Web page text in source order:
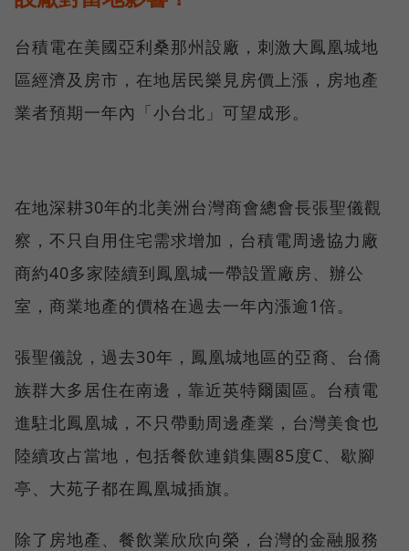
台積電在美國亞利桑那州設廠，刺激大鳳凰城地
區經濟及房市，在地居民樂見房價上漲，房地產
業者預期一年內「小台北」可望成形。
在地深耕30年的北美洲台灣商會總會長張聖儀觀
察，不只自用住宅需求增加，台積電周邊協力廠
商約40多家陸續到鳳凰城一帶設置廠房、辦公
室，商業地產的價格在過去一年內漲逾1倍。
張聖儀說，過去30年，鳳凰城地區的亞裔、台僑
族群大多居住在南邊，靠近英特爾園區。台積電
進駐北鳳凰城，不只帶動周邊產業，台灣美食也
陸續攻占當地，包括餐飲連鎖集團85度C、歇腳
亭、大苑子都在鳳凰城插旗。
除了房地產、餐飲業欣欣向榮，台灣的金融服務